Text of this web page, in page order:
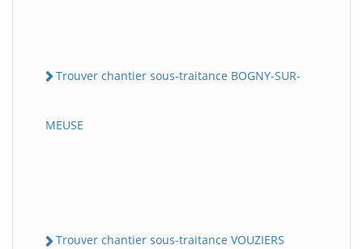
Trouver chantier sous-traitance BOGNY-SUR-
MEUSE
Trouver chantier sous-traitance VOUZIERS